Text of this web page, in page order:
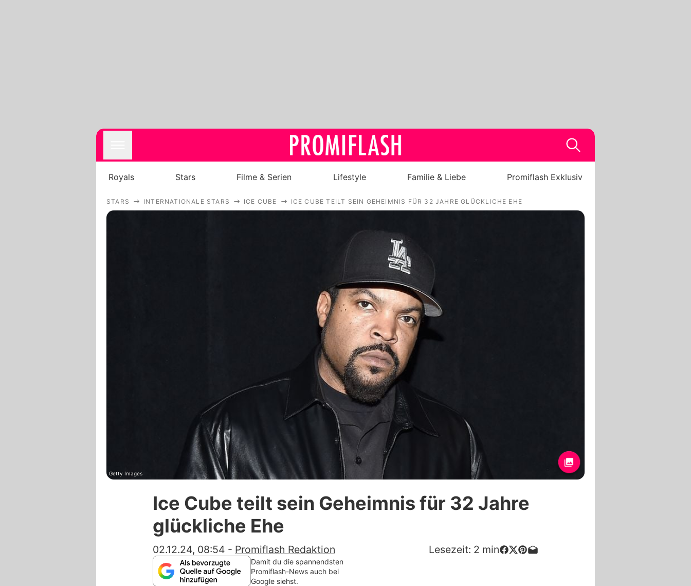
Royals
Familie & Liebe
Promiflash Exklusiv
Alle Themen auf Promiflash
Jobs
App runterladen
Team
Redaktionelle Richtlinien
Impressum
Datenschutzerklärung
Nutzungsbedingungen
Royals Stars Filme & Serien Lifestyle Familie & Liebe Promiflash Exklusiv
STARS INTERNATIONALE STARS ICE CUBE ICE CUBE TEILT SEIN GEHEIMNIS FÜR 32 JAHRE GLÜCKLICHE EHE
Getty Images
Ice Cube teilt sein Geheimnis für 32 Jahre
glückliche Ehe
02.12.24, 08:54 - Promiflash Redaktion Lesezeit: 2 min
Damit du die spannendsten
Promiflash-News auch bei
Google siehst.